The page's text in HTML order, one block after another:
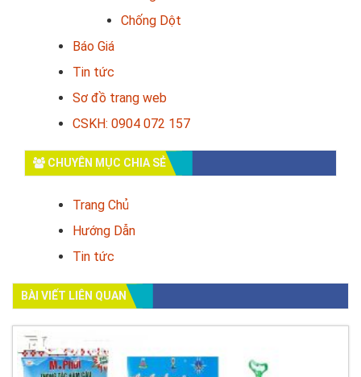
Chống Dột
Báo Giá
Tin tức
Sơ đồ trang web
CSKH: 0904 072 157
CHUYÊN MỤC CHIA SẺ
Trang Chủ
Hướng Dẫn
Tin tức
BÀI VIẾT LIÊN QUAN